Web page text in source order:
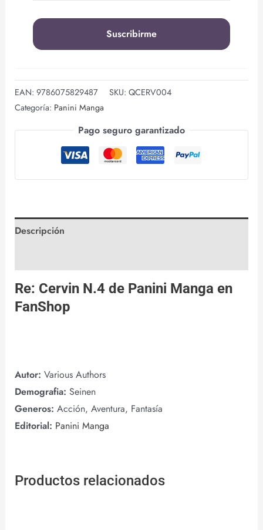
EAN: 9786075829487 SKU: QCERV004
Categoría: Panini Manga
Pago seguro garantizado
Descripción
Re: Cervin N.4 de Panini Manga en
FanShop
Autor: Various Authors
Demografia: Seinen
Generos: Acción, Aventura, Fantasía
Editorial: Panini Manga
Productos relacionados